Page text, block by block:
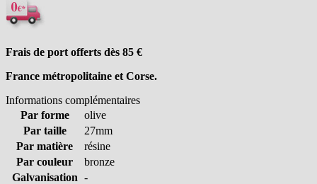
Frais de port offerts dès 85 €
France métropolitaine et Corse.
Informations complémentaires
Par forme
olive
Par taille
27mm
Par matière
résine
Par couleur
bronze
Galvanisation -